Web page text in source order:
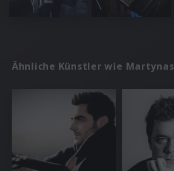
Ähnliche Künstler wie Martynas